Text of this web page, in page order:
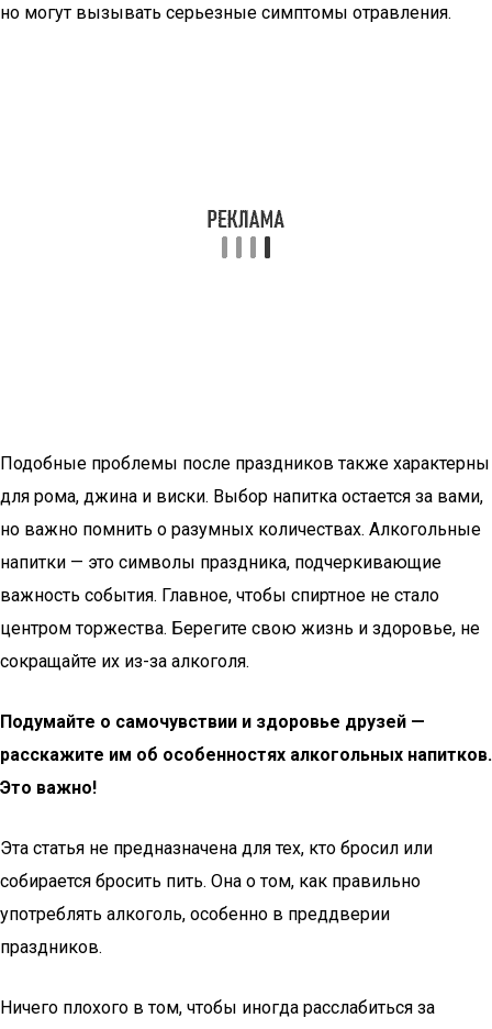
но могут вызывать серьезные симптомы отравления.
Подобные проблемы после праздников также характерны
для рома, джина и виски. Выбор напитка остается за вами,
но важно помнить о разумных количествах. Алкогольные
напитки — это символы праздника, подчеркивающие
важность события. Главное, чтобы спиртное не стало
центром торжества. Берегите свою жизнь и здоровье, не
сокращайте их из-за алкоголя.
Подумайте о самочувствии и здоровье друзей —
расскажите им об особенностях алкогольных напитков.
Это важно!
Эта статья не предназначена для тех, кто бросил или
собирается бросить пить. Она о том, как правильно
употреблять алкоголь, особенно в преддверии
праздников.
Ничего плохого в том, чтобы иногда расслабиться за